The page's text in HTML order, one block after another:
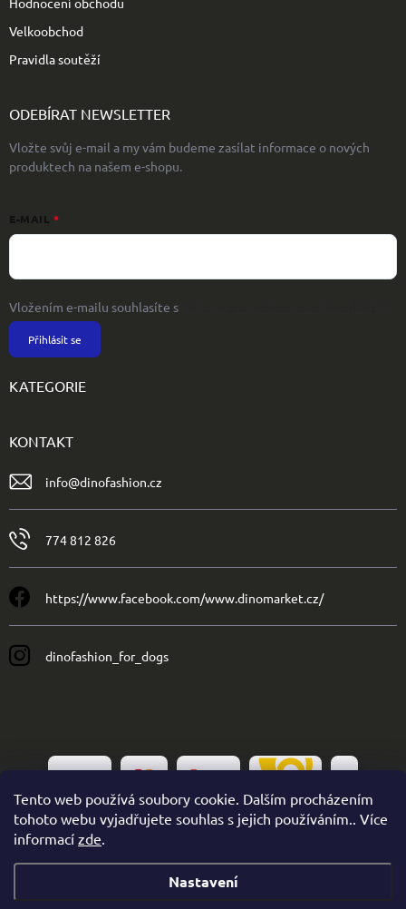
Tento web používá soubory cookie. Dalším procházením
tohoto webu vyjadřujete souhlas s jejich používáním.. Více
informací zde.
Nastavení
Velkoobchod
Pravidla soutěží
ODEBÍRAT NEWSLETTER
Vložte svůj e-mail a my vám budeme zasílat informace o nových
produktech na našem e-shopu.
E-MAIL
Vložením e-mailu souhlasíte s
Přihlásit se
KATEGORIE
KONTAKT
info@dinofashion.cz
774 812 826
https://www.facebook.com/www.dinomarket.cz/
dinofashion_for_dogs